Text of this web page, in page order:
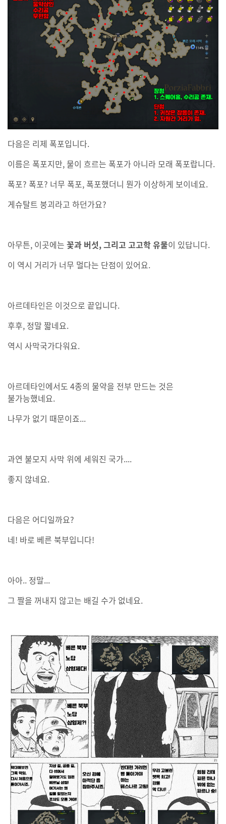
다음은 리제 폭포입니다.
이름은 폭포지만, 물이 흐르는 폭포가 아니라 모래 폭포랍니다.
폭포? 폭포? 너무 폭포, 폭포했더니 뭔가 이상하게 보이네요.
게슈탈트 붕괴라고 하던가요?
아무튼, 이곳에는 꽃과 버섯, 그리고 고고학 유물이 있답니다.
이 역시 거리가 너무 멀다는 단점이 있어요.
아르데타인은 이것으로 끝입니다.
후후, 정말 짧네요.
역시 사막국가다워요.
아르데타인에서도 4종의 물약을 전부 만드는 것은
불가능했네요.
나무가 없기 때문이죠...
과연 불모지 사막 위에 세워진 국가....
좋지 않네요.
다음은 어디일까요?
네! 바로 베른 북부입니다!
아아.. 정말...
그 짤을 꺼내지 않고는 배길 수가 없네요.